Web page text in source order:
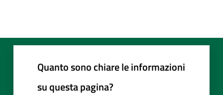
Quanto sono chiare le informazioni
su questa pagina?